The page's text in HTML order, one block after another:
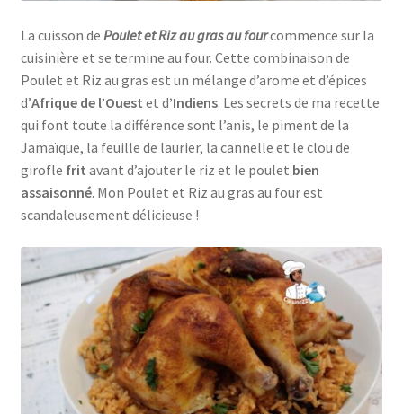
La cuisson de Poulet et Riz au gras au fourcommence sur la
cuisinière et se termine au four. Cette combinaison de
Poulet et Riz au gras est un mélange d’arome et d’épices
d’Afrique de l’Ouest et d’Indiens. Les secrets de ma recette
qui font toute la différence sont l’anis, le piment de la
Jamaïque, la feuille de laurier, la cannelle et le clou de
girofle frit avant d’ajouter le riz et le poulet bien
assaisonné. Mon Poulet et Riz au gras au four est
scandaleusement délicieuse !